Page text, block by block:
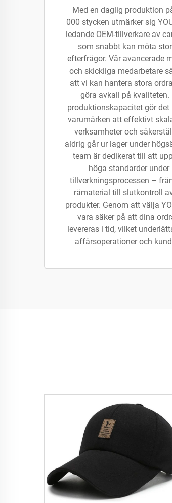
Med en daglig produktion
000 stycken utmärker sig
ledande OEM-tillverkare av
som snabbt kan möta
efterfrågor. Vår avancerade
och skickliga medarbetare
att vi kan hantera stora
göra avkall på kvaliteten.
produktionskapacitet gör
varumärken att effektivt
verksamheter och
aldrig går ur lager under
team är dedikerat till att
höga standarder under
tillverkningsprocessen –
råmaterial till slutkontroll
produkter. Genom att välja
vara säker på att dina
levereras i tid, vilket
affärsoperationer och